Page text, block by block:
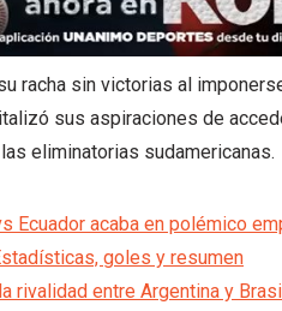
racha sin victorias al
sus aspiraciones de
eliminatorias sudamericanas.
Ecuador acaba en polémico
goles y resumen
rivalidad entre Argentina y